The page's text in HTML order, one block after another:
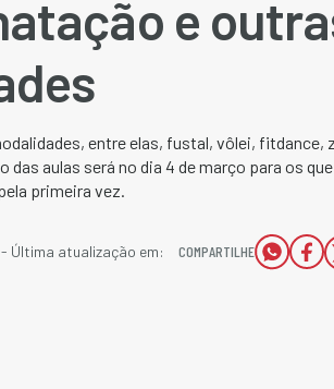
e
entre elas, fustal, vôlei, fitdance,
das aulas será no dia 4 de março para os
primeira vez.
- Última atualização em:
COMPARTILHE